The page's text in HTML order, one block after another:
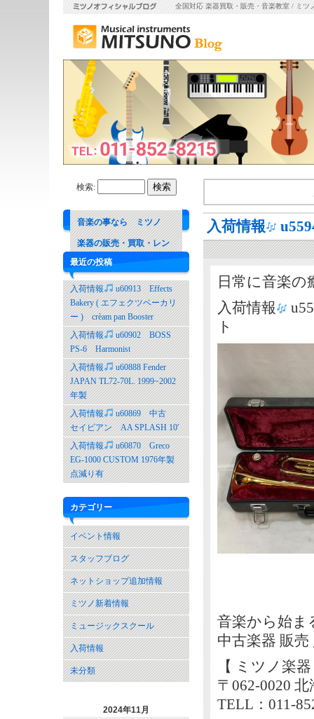
全国対応 楽器買取・販売・音楽教室 / ミツ
入荷情報
日常に音楽の
入荷情報
ト
音楽から始ま
中古楽器 販
【 ミツノ楽
〒062-0020
TELL：011-
検索:
音楽の事なら ミツノ
楽器の販売・買取・レン
タル 音楽教室
最近の投稿
入荷情報
u60913 Effects
Bakery ( エフェクツベーカリ
ー ) crèam pan Booster
入荷情報
u60902 BOSS
PS-6 Harmonist
入荷情報
u60888 Fender
JAPAN TL72-70L. 1999~2002
年製
入荷情報
u60869 中古
セイビアン AA SPLASH 10′
入荷情報
u60870 Greco
EG-1000 CUSTOM 1976年製
点減り有
カテゴリー
イベント情報
スタッフブログ
ネットショップ追加情報
ミツノ新着情報
ミュージックスクール
入荷情報
未分類
2024年11月